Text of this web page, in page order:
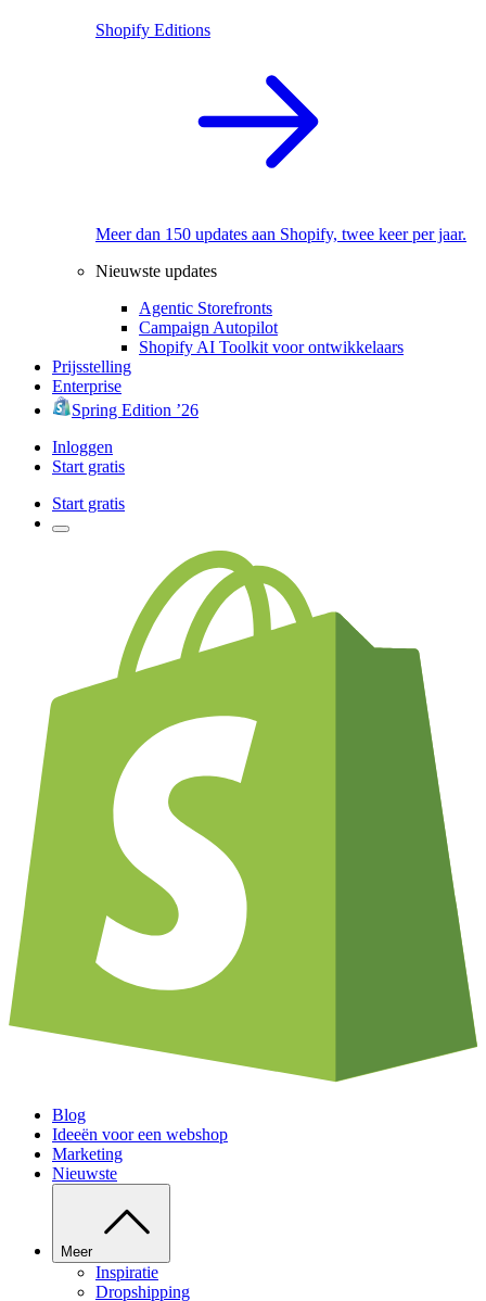
Shopify Editions
Meer dan 150 updates aan Shopify, twee keer per jaar.
Nieuwste updates
Agentic Storefronts
Campaign Autopilot
Shopify AI Toolkit voor ontwikkelaars
Prijsstelling
Enterprise
Spring Edition ’26
Inloggen
Start gratis
Start gratis
Blog
Ideeën voor een webshop
Marketing
Nieuwste
Meer
Inspiratie
Dropshipping